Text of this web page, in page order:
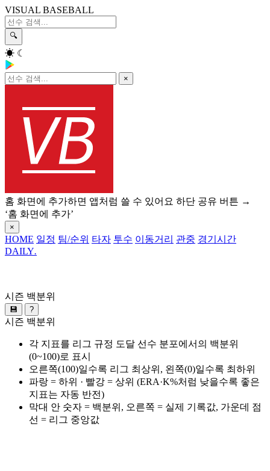
VISUAL BASEBALL
🔍
☀ ☾
×
홈 화면에 추가하면 앱처럼 쓸 수 있어요 하단 공유 버튼 →
‘홈 화면에 추가’
×
HOME 일정 팀/순위 타자 투수 이동거리 관중 경기시간
DAILY.
시즌 백분위
💾 ?
시즌 백분위
각 지표를 리그 규정 도달 선수 분포에서의 백분위
(0~100)로 표시
오른쪽(100)일수록 리그 최상위, 왼쪽(0)일수록 최하위
파랑 = 하위 · 빨강 = 상위 (ERA·K%처럼 낮을수록 좋은
지표는 자동 반전)
막대 안 숫자 = 백분위, 오른쪽 = 실제 기록값, 가운데 점
선 = 리그 중앙값